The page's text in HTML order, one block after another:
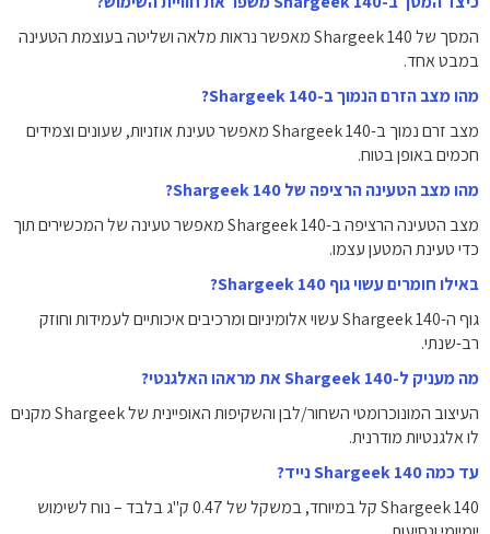
המסך של Shargeek 140 מאפשר נראות מלאה ושליטה בעוצמת הטעינה
במבט אחד.
מהו מצב הזרם הנמוך ב-Shargeek 140?
מצב זרם נמוך ב-Shargeek 140 מאפשר טעינת אוזניות, שעונים וצמידים
חכמים באופן בטוח.
מהו מצב הטעינה הרציפה של Shargeek 140?
מצב הטעינה הרציפה ב-Shargeek 140 מאפשר טעינה של המכשירים תוך
כדי טעינת המטען עצמו.
באילו חומרים עשוי גוף Shargeek 140?
גוף ה-Shargeek 140 עשוי אלומיניום ומרכיבים איכותיים לעמידות וחוזק
רב-שנתי.
מה מעניק ל-Shargeek 140 את מראהו האלגנטי?
העיצוב המונוכרומטי השחור/לבן והשקיפות האופיינית של Shargeek מקנים
לו אלגנטיות מודרנית.
עד כמה Shargeek 140 נייד?
Shargeek 140 קל במיוחד, במשקל של 0.47 ק"ג בלבד – נוח לשימוש